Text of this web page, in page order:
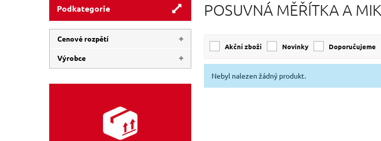
Podkategorie
Cenové rozpětí
240 Kč 1 261 Kč
Výrobce
EXTOL PREMIUM(1)
POSUVNÁ MĚŘÍTKA A
Akční zboží Novinky Doporučujeme
Nebyl nalezen žádný produkt.